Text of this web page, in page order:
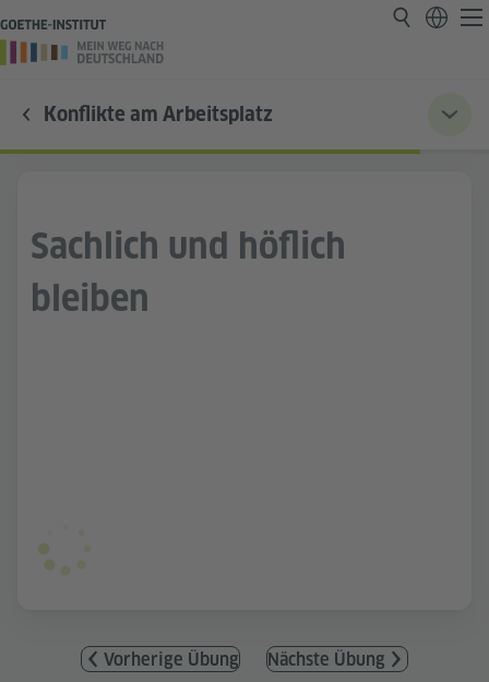
Konflikte am Arbeitsplatz
Sachlich und höflich
bleiben
Vorherige Übung Nächste Übung